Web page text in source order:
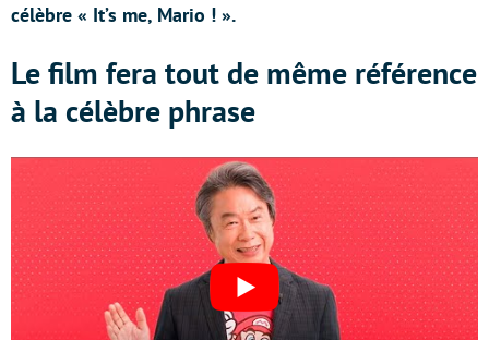
célèbre « It’s me, Mario ! ».
Le film fera tout de même référence
à la célèbre phrase